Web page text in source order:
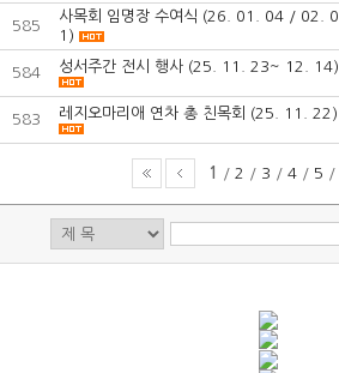
585
사목회 임명장 수여식 (26. 01. 04 / 02. 0
1)
584 성서주간 전시 행사 (25. 11. 23~ 12. 14)
583 레지오마리애 연차 총 친목회 (25. 11. 22)
1 / 2 / 3 / 4 / 5 /